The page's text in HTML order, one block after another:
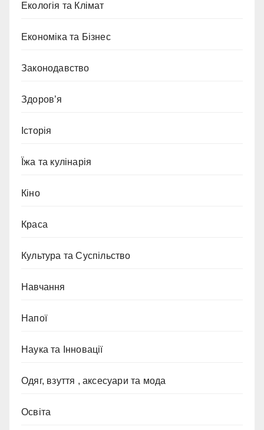
Екологія та Клімат
Економіка та Бізнес
Законодавство
Здоров’я
Історія
Їжа та кулінарія
Кіно
Краса
Культура та Суспільство
Навчання
Напої
Наука та Інновації
Одяг, взуття , аксесуари та мода
Освіта